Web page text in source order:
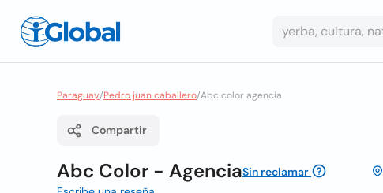
Paraguay/Pedro juan caballero/Abc color agencia
Compartir
Abc Color - AgenciaSin reclamar